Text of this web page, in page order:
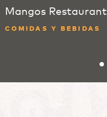
Mangos Restaurant
COMIDAS Y BEBIDAS